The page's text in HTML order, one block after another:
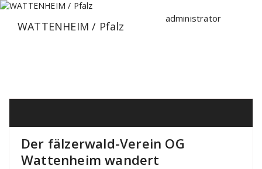
Zum
springenWATTENHEIM / Pfalz
administrator
Der fälzerwald-Verein OG
Wattenheim wandert